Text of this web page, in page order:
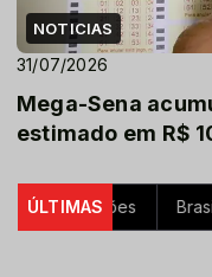
NOTICIAS
31/07/2026
Mega-Sena
estimado em R$
ÚLTIMAS
milhões Brasil